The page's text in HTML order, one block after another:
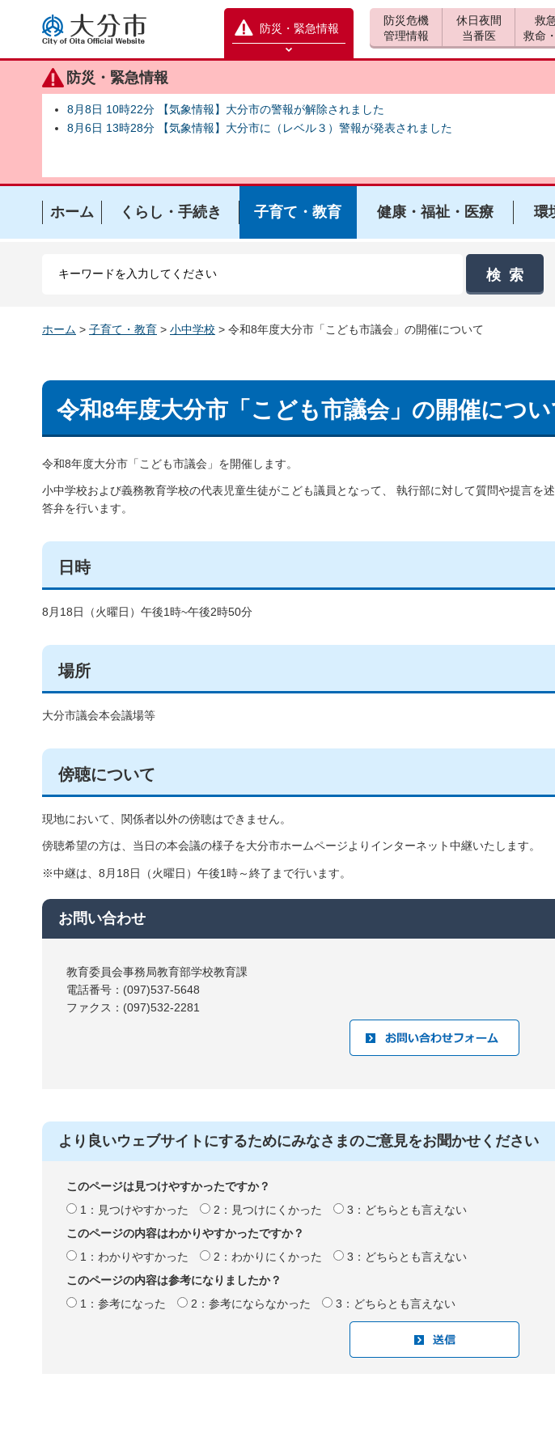
大分市
防災・緊急情報
防災緊急情報を開く
防災・緊急情報
8月8日 10時22分 【気象情報】大分市の警報が解除されました
8月6日 13時28分 【気象情報】大分市に（レベル３）警報が発表されました
防災危機
管理情報
休日夜間
当番医
救
救命
ホーム くらし・手続き 子育て・教育 健康・福祉・医療 環
ホーム > 子育て・教育 > 小中学校 > 令和8年度大分市「こども市議会」の開催について
令和8年度大分市「こども市議会」の開催につい
令和8年度大分市「こども市議会」を開催します。
小中学校および義務教育学校の代表児童生徒がこども議員となって、 執行部に対して質問や提言を
答弁を行います。
日時
8月18日（火曜日）午後1時~午後2時50分
場所
大分市議会本会議場等
傍聴について
現地において、関係者以外の傍聴はできません。
傍聴希望の方は、当日の本会議の様子を大分市ホームページよりインターネット中継いたします。
※中継は、8月18日（火曜日）午後1時～終了まで行います。
お問い合わせ
教育委員会事務局教育部学校教育課
電話番号：(097)537-5648
ファクス：(097)532-2281
より良いウェブサイトにするためにみなさまのご意見をお聞かせください
このページは見つけやすかったですか？
1：見つけやすかった
2：見つけにくかった
3：どちらとも言えない
このページの内容はわかりやすかったですか？
1：わかりやすかった
2：わかりにくかった
3：どちらとも言えない
このページの内容は参考になりましたか？
1：参考になった
2：参考にならなかった 3：どちらとも言えない